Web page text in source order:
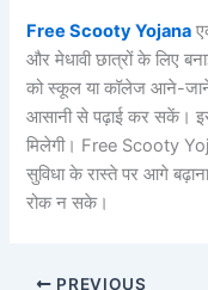
Free Scooty Yojana
और मेधावी छात्रों के लिए
को स्कूल या कॉलेज आने-जाने
आसानी से पढ़ाई कर सकें।
मिलेगी। Free Scooty
सुविधा के रास्ते पर आगे
रोक न सके।
PREVIOUS